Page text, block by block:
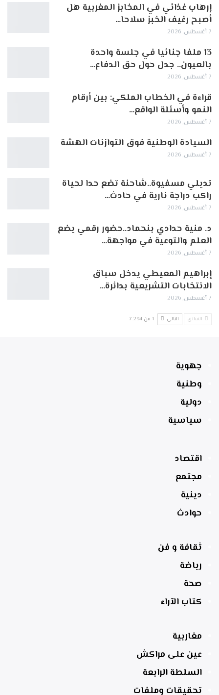
إرهاب غذائي في المخابز المغربية هل
أصبح رغيف الخبز سلاحا…
7 أغسطس, 2026
13 ملفا جنائيا في جلسة واحدة
بالعيون.. جدل حول حق الدفاع…
7 أغسطس, 2026
قراءة في الخطاب الملكي: بين أرقام
النمو وأسئلة الواقع…
7 أغسطس, 2026
السيادة الوطنية فوق التوازنات الهشة
7 أغسطس, 2026
تديلي مسفيوة..شاحنة تضع حدا لحياة
راكب دراجة نارية في حادث…
7 أغسطس, 2026
د. منية حدادي بنحماد..حضور رقمي يضع
العلم والتوعية في مواجهة…
7 أغسطس, 2026
إبراهيم المعيطي يدخل سباق
الانتخابات التشريعية بدائرة…
7 أغسطس, 2026
السابق التالي 1 من 7٬294
جهوية
وطنية
دولية
سياسية
اقتصاد
مجتمع
دينية
حوادث
ثقافة و فن
رياضة
صحة
كتاب الآراء
مغاربية
عين على مراكش
السلطة الرابعة
تحقيقات وملفات